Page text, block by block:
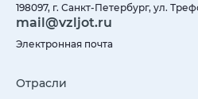
198097, г. Санкт-Петербург, ул.
mail@vzljot.ru
Электронная почта
Отрасли